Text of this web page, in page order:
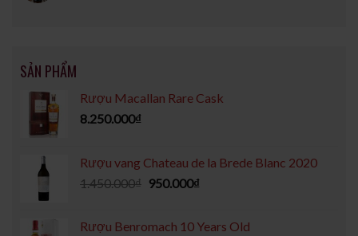
SẢN PHẨM
Rượu Macallan Rare Cask
8.250.000₫
Rượu vang Chateau de la Brede Blanc 2020
1.450.000₫ 950.000₫
Rượu Benromach 10 Years Old